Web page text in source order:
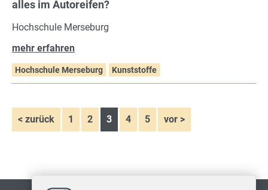
alles im Autoreifen?
Hochschule Merseburg
mehr erfahren
Hochschule Merseburg Kunststoffe
< zurück 1 2 3 4 5 vor >